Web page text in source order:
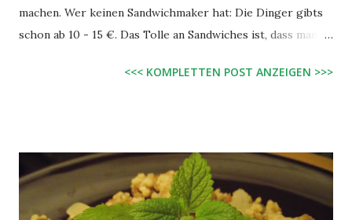
machen. Wer keinen Sandwichmaker hat: Die Dinger gibts
schon ab 10 - 15 €. Das Tolle an Sandwiches ist, dass man
viele neue Sachen ausprobieren. Unter dem Bild findet ihr
oder veganes Pesto (z.B. von Leverno ) Zubereitung: Zwei
Toast-Scheiben erst mit Margarine bestreichen, dann mit
etwas Pesto oder Ketchup. Nun eine der beiden Scheiben
<<< KOMPLETTEN POST ANZEIGEN >>>